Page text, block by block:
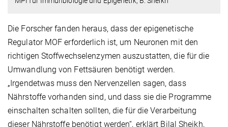
Die Forscher fanden heraus, dass der epigenetische
Regulator MOF erforderlich ist, um Neuronen mit den
richtigen Stoffwechselenzymen auszustatten, die für die
Umwandlung von Fettsäuren benötigt werden.
„Irgendetwas muss den Nervenzellen sagen, dass
Nährstoffe vorhanden sind, und dass sie die Programme
einschalten schalten sollten, die für die Verarbeitung
dieser Nährstoffe benötigt werden“, erklärt Bilal Sheikh,